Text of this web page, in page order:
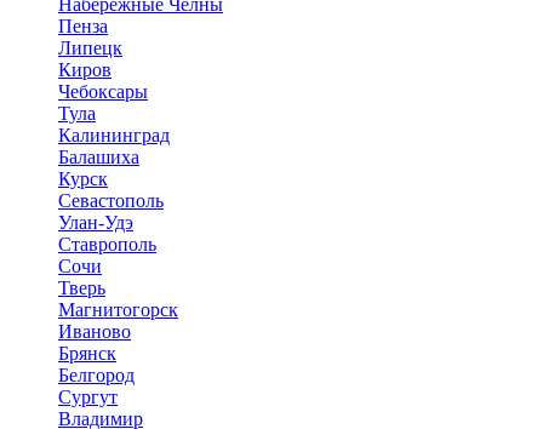
Пенза
Липецк
Киров
Чебоксары
Тула
Калининград
Балашиха
Курск
Севастополь
Улан-Удэ
Ставрополь
Сочи
Тверь
Магнитогорск
Иваново
Брянск
Белгород
Сургут
Владимир